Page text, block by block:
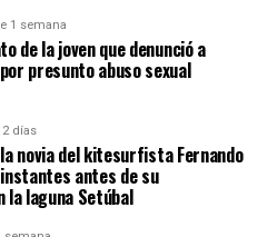
1 semana
de la joven que denunció a
presunto abuso sexual
2 días
novia del kitesurfista Fernando
antes de su
la laguna Setúbal